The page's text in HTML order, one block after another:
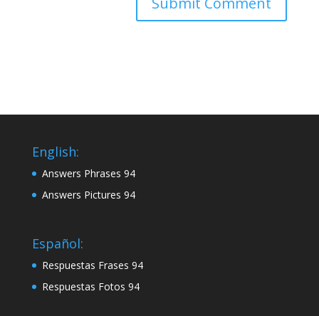
English:
Answers Phrases 94
Answers Pictures 94
Español:
Respuestas Frases 94
Respuestas Fotos 94